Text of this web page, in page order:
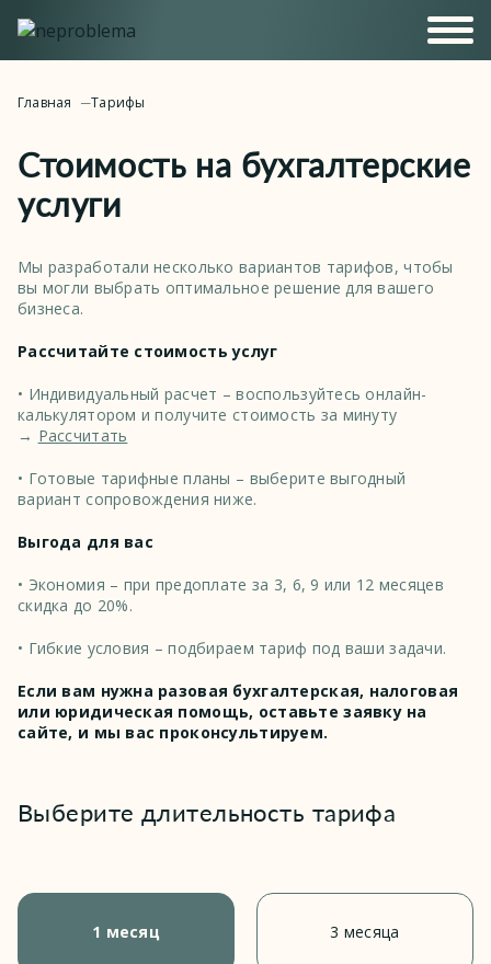
Главная Тарифы
Стоимость на бухгалтерские
услуги
Мы разработали несколько вариантов тарифов, чтобы
вы могли выбрать оптимальное решение для вашего
бизнеса.
Рассчитайте стоимость услуг
• Индивидуальный расчет – воспользуйтесь онлайн-
калькулятором и получите стоимость за минуту
→ Рассчитать
• Готовые тарифные планы – выберите выгодный
вариант сопровождения ниже.
Выгода для вас
• Экономия – при предоплате за 3, 6, 9 или 12 месяцев
скидка до 20%.
• Гибкие условия – подбираем тариф под ваши задачи.
Если вам нужна разовая бухгалтерская, налоговая
или юридическая помощь, оставьте заявку на
сайте, и мы вас проконсультируем.
Выберите длительность тарифа
1 месяц 3 месяца